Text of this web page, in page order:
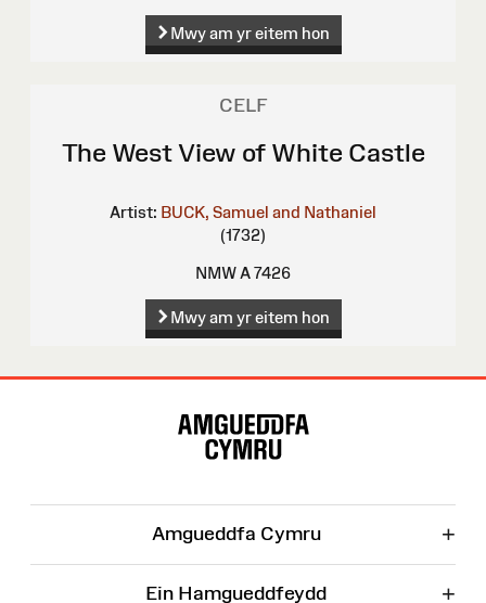
Mwy am yr eitem hon
CELF
The West View of White Castle
Artist: BUCK, Samuel and Nathaniel
(1732)
NMW A 7426
Mwy am yr eitem hon
Amgueddfa Cymru +
Ein Hamgueddfeydd +